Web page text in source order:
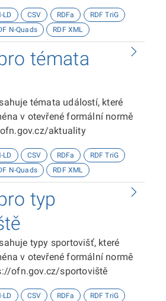
cz/mapovani-
LD CSV RDFa
RDF TriG
N-Quads RDF XML
témata
témata událostí, které
v otevřené formální normě
aktuality
LD CSV RDFa
RDF TriG
N-Quads RDF XML
typ
typy sportovišť, které
v otevřené formální normě
ofn.gov.cz/sportoviště
LD CSV RDFa
RDF TriG